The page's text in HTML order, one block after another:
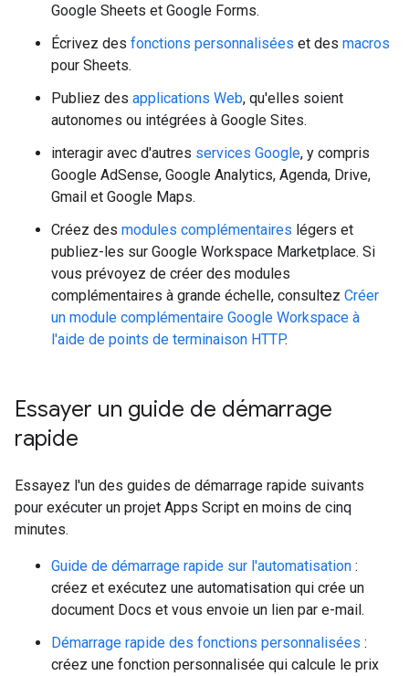
Google Sheets et Google Forms.
Écrivez des fonctions personnalisées et des macros
pour Sheets.
Publiez des applications Web, qu'elles soient
autonomes ou intégrées à Google Sites.
interagir avec d'autres services Google, y compris
Google AdSense, Google Analytics, Agenda, Drive,
Gmail et Google Maps.
Créez des modules complémentaires légers et
publiez-les sur Google Workspace Marketplace. Si
vous prévoyez de créer des modules
complémentaires à grande échelle, consultez Créer
un module complémentaire Google Workspace à
l'aide de points de terminaison HTTP.
Essayer un guide de démarrage
rapide
Essayez l'un des guides de démarrage rapide suivants
pour exécuter un projet Apps Script en moins de cinq
minutes.
Guide de démarrage rapide sur l'automatisation :
créez et exécutez une automatisation qui crée un
document Docs et vous envoie un lien par e-mail.
Démarrage rapide des fonctions personnalisées :
créez une fonction personnalisée qui calcule le prix